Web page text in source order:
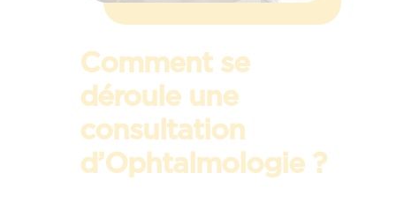
Comment se
déroule une
consultation
d’Ophtalmologie ?